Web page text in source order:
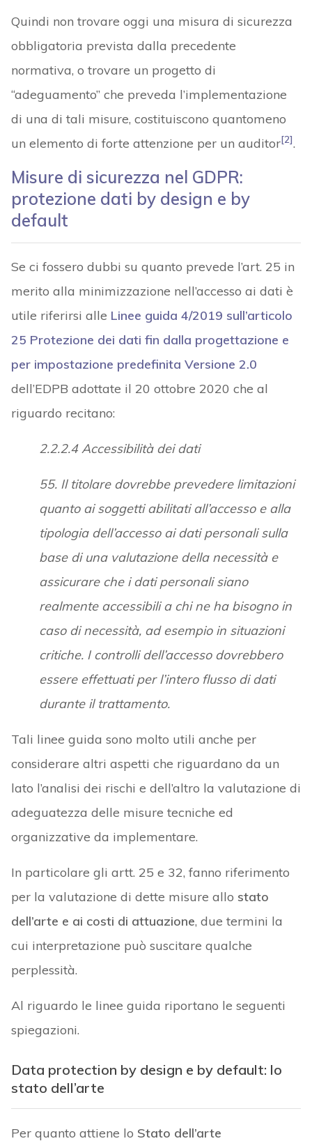
Quindi non trovare oggi una misura di sicurezza
obbligatoria prevista dalla precedente
normativa, o trovare un progetto di
“adeguamento” che preveda l’implementazione
di una di tali misure, costituiscono quantomeno
un elemento di forte attenzione per un auditor[2].
Misure di sicurezza nel GDPR:
protezione dati by design e by
default
Se ci fossero dubbi su quanto prevede l’art. 25 in
merito alla minimizzazione nell’accesso ai dati è
utile riferirsi alle Linee guida 4/2019 sull’articolo
25 Protezione dei dati fin dalla progettazione e
per impostazione predefinita Versione 2.0
dell’EDPB adottate il 20 ottobre 2020 che al
riguardo recitano:
2.2.2.4 Accessibilità dei dati
55. Il titolare dovrebbe prevedere limitazioni
quanto ai soggetti abilitati all’accesso e alla
tipologia dell’accesso ai dati personali sulla
base di una valutazione della necessità e
assicurare che i dati personali siano
realmente accessibili a chi ne ha bisogno in
caso di necessità, ad esempio in situazioni
critiche. I controlli dell’accesso dovrebbero
essere effettuati per l’intero flusso di dati
durante il trattamento.
Tali linee guida sono molto utili anche per
considerare altri aspetti che riguardano da un
lato l’analisi dei rischi e dell’altro la valutazione di
adeguatezza delle misure tecniche ed
organizzative da implementare.
In particolare gli artt. 25 e 32, fanno riferimento
per la valutazione di dette misure allo stato
dell’arte e ai costi di attuazione, due termini la
cui interpretazione può suscitare qualche
perplessità.
Al riguardo le linee guida riportano le seguenti
spiegazioni.
Data protection by design e by default: lo
stato dell’arte
Per quanto attiene lo Stato dell’arte